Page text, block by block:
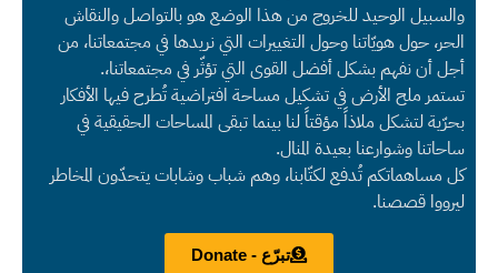
والسبيل الوحيد للخروج من هذا الوضع هو بالتواصل والنقاش
الحر، حول هويّاتنا وحول التغييرات التي نريدها في مجتمعاتنا، من
أجل أن نفهم بشكل أفضل القوى التي تؤثّر في مجتمعاتنا،.
تستمر ملح الأرض في تشكيل مساحة افتراضية تُطرح فيها الأفكار
بحرّية لتشكل ملاذاً مؤقتاً لنا بينما تبقى المساحات الحقيقية في
ساحاتنا وشوارعنا بعيدة المنال.
كل مساهماتكم تُدفع لكتّابنا، وهم شباب وشابات يتحدّون المخاطر
ليرووا قصصنا.
تبرّع - Donate